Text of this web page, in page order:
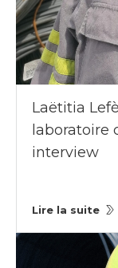
Laëtitia
laboratoire
interview
Lire la suite